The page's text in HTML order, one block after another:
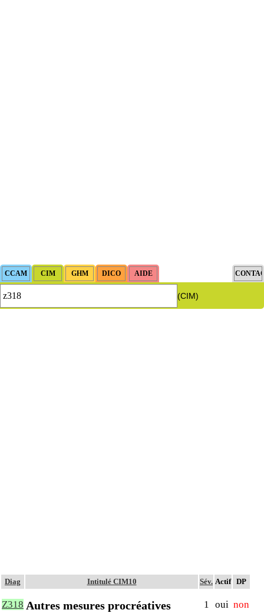
(CIM)
Diag Intitulé CIM10 Sév. Actif DP
Z318 Autres mesures procréatives 1 oui non